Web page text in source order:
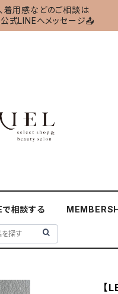
着用感などのご相談は
式LINEへメッセージ📤
相談する
【